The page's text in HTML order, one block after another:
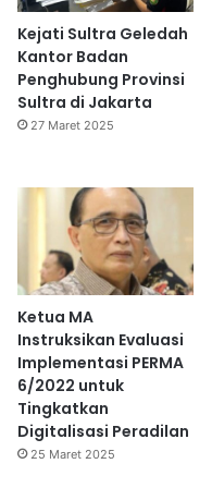
Kejati Sultra Geledah
Kantor Badan
Penghubung Provinsi
Sultra di Jakarta
27 Maret 2025
Ketua MA
Instruksikan Evaluasi
Implementasi PERMA
6/2022 untuk
Tingkatkan
Digitalisasi Peradilan
25 Maret 2025